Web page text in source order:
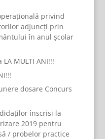
privind
adjuncți prin
în anul școlar
LA MULTI ANI!!!
dosare Concurs
înscrisi la
2019 pentru
/ probelor practice